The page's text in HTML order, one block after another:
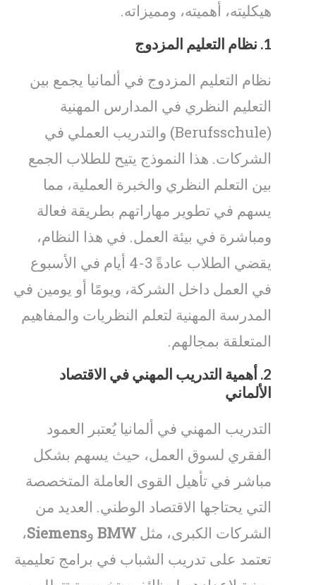
هيكليته، أهميته، ومميزاته.
1. نظام التعليم المزدوج
نظام التعليم المزدوج في ألمانيا يجمع بين
التعليم النظري في المدارس المهنية
(Berufsschule) والتدريب العملي في
الشركات. هذا النموذج يتيح للطلاب الجمع
بين التعلم النظري والخبرة العملية، مما
يسهم في تطوير مهاراتهم بطريقة فعالة
ومباشرة في بيئة العمل. في هذا النظام،
يقضي الطلاب عادةً 3-4 أيام في الأسبوع
في العمل داخل الشركة، ويومًا أو يومين في
المدرسة المهنية لتعلم النظريات والمفاهيم
المتعلقة بمجالهم.
2. أهمية التدريب المهني في الاقتصاد
الألماني
التدريب المهني في ألمانيا يُعتبر العمود
الفقري لسوق العمل، حيث يسهم بشكل
مباشر في تأهيل القوى العاملة المتخصصة
التي يحتاجها الاقتصاد الوطني. العديد من
الشركات الكبرى، مثلBMW وSiemens،
تعتمد على تدريب الشباب في برامج تعليمية